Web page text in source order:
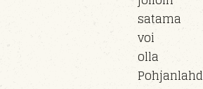
satama
voi
olla